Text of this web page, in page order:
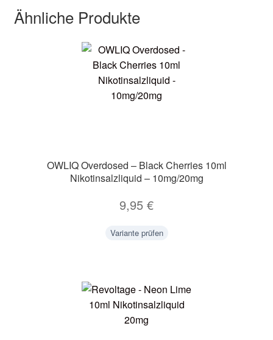
Ähnliche Produkte
OWLIQ Overdosed – Black Cherries 10ml
Nikotinsalzliquid – 10mg/20mg
9,95 €
Variante prüfen